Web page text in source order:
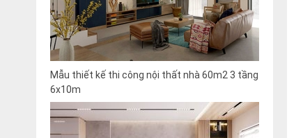
Mẫu thiết kế thi công nội thất nhà 60m2 3 tầng
6x10m